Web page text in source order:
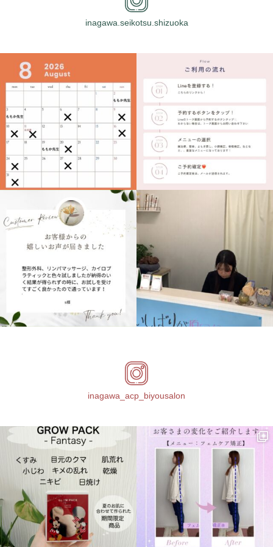
inagawa.seikotsu.shizuoka
inagawa_acp_biyousalon